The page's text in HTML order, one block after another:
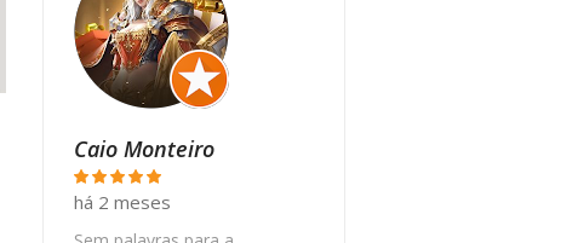
Caio Monteiro
há 2 meses